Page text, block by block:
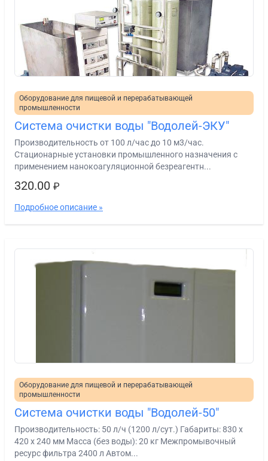
Оборудование для пищевой и перерабатывающей
промышленности
Система очистки воды "Водолей-ЭКУ"
Производительность от 100 л/час до 10 м3/час.
Стационарные установки промышленного назначения с
применением нанокоагуляционной безреагентн...
320.00 ₽
Подробное описание »
Оборудование для пищевой и перерабатывающей
промышленности
Система очистки воды "Водолей-50"
Производительность: 50 л/ч (1200 л/сут.) Габариты: 830 х
420 х 240 мм Масса (без воды): 20 кг Межпромывочный
ресурс фильтра 2400 л Автом...